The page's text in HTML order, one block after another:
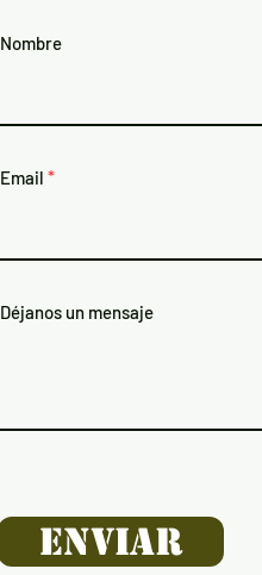
Nombre
Email
Déjanos un mensaje
Enviar